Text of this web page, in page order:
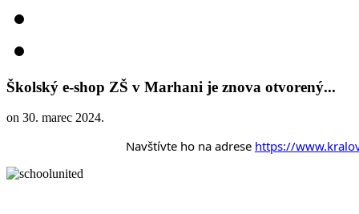
Školský e-shop ZŠ v Marhani je znova otvorený...
on 30. marec 2024.
Navštívte ho na adrese https://